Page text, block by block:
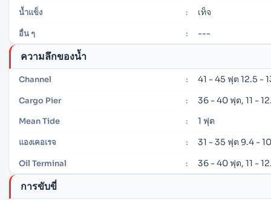
น้ำแข็ง : เท็จ
อื่น ๆ : ---
ความลึกของน้ำ
Channel : 41 - 45 ฟุต 12.5 -
Cargo Pier : 36 - 40 ฟุต, 11 -
Mean Tide : 1 ฟุต
แองเคอเรจ : 31 - 35 ฟุต 9.4 -
Oil Terminal : 36 - 40 ฟุต, 11 -
การขับขี่